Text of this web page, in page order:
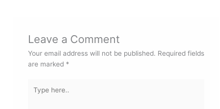
Leave a Comment
Your email address will not be published. Required fields
are marked *
here..